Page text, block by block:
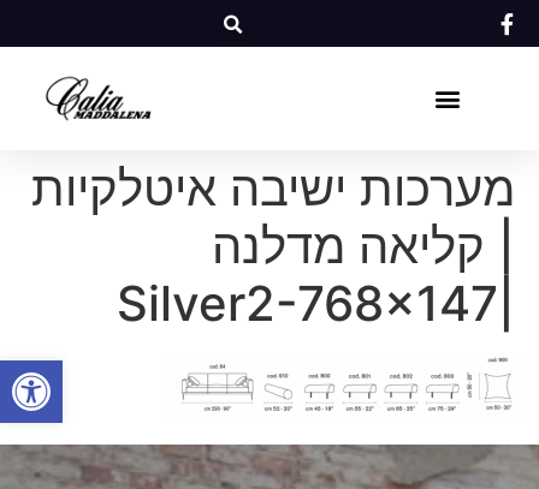
פתח
מערכות ישיבה איטלקיות
| קליאה מדלנה